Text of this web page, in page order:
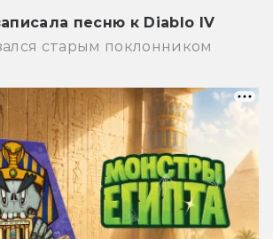
песню к Diablo IV
старым поклонником